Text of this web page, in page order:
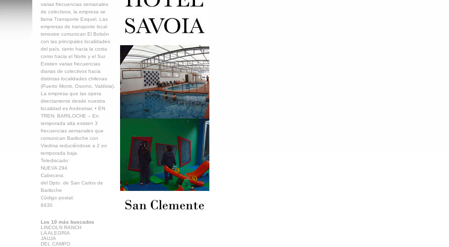
varias frecuencias semanales
de colectivos, la empresa se
llama Transporte Esquel. Las
empresas de transporte local
terrestre comunican El Bolsón
con las principales localidades
del país, tanto hacia la costa
como hacia el Norte y el Sur.
Existen varias frecuencias
diarias de colectivos hacia
distintas localidades chilenas
(Puerto Montt, Osorno, Valdivia).
La empresa que las opera
directamente desde nuestra
localidad es Andesmar. • EN
TREN: BARILOCHE – En
temporada alta existen 3
frecuencias semanales que
comunican Bariloche con
Viedma reduciéndose a 2 en
temporada baja.
Telediscado:
NUEVA 294
Cabecera:
del Dpto. de San Carlos de
Bariloche
Código postal:
8430
Los 10 más buscados
LINCOLN RANCH
LA ALEGRIA
JAUJA
DEL CAMPO